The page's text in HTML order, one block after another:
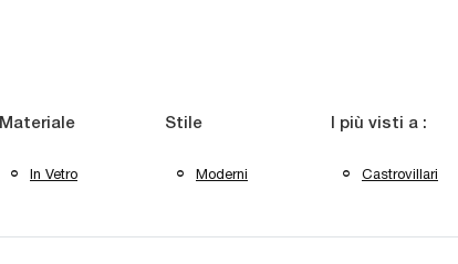
Materiale
In Vetro
Stile
Moderni
I più visti a :
Castrovillari